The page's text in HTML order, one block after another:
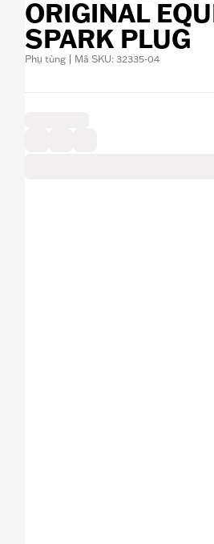
ORIGINAL
SPARK PLUG
Phụ tùng | Mã SKU: 32335-04